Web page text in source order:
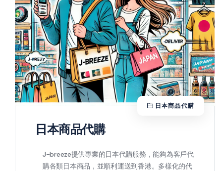
日本商品代購
J-breeze提供專業的日本代購服務，能夠為客戶代
購各類日本商品，並順利運送到香港。多樣化的代
日本商品代購